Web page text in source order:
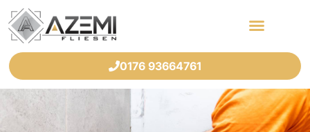
0176 93664761